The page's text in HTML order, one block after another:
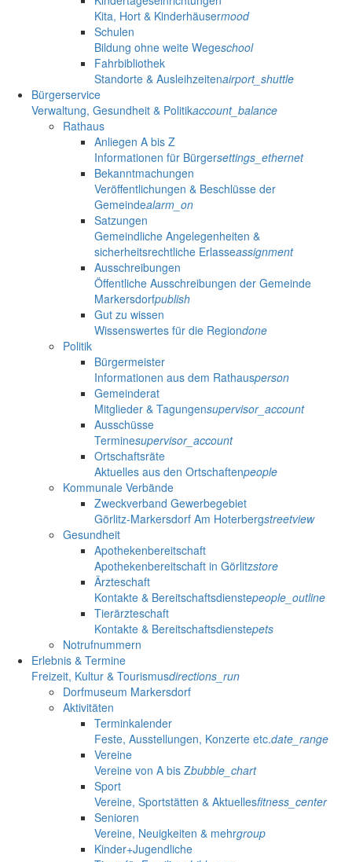
Kita, Hort & Kinderhäusermood
Schulen
Bildung ohne weite Wegeschool
Fahrbibliothek
Standorte & Ausleihzeitenairport_shuttle
Bürgerservice
Verwaltung, Gesundheit & Politikaccount_balance
Rathaus
Anliegen A bis Z
Informationen für Bürgersettings_ethernet
Bekanntmachungen
Veröffentlichungen & Beschlüsse der
Gemeindealarm_on
Satzungen
Gemeindliche Angelegenheiten &
sicherheitsrechtliche Erlasseassignment
Ausschreibungen
Öffentliche Ausschreibungen der Gemeinde
Markersdorfpublish
Gut zu wissen
Wissenswertes für die Regiondone
Politik
Bürgermeister
Informationen aus dem Rathausperson
Gemeinderat
Mitglieder & Tagungensupervisor_account
Ausschüsse
Terminesupervisor_account
Ortschaftsräte
Aktuelles aus den Ortschaftenpeople
Kommunale Verbände
Zweckverband Gewerbegebiet
Görlitz-Markersdorf Am Hoterbergstreetview
Gesundheit
Apothekenbereitschaft
Apothekenbereitschaft in Görlitzstore
Ärzteschaft
Kontakte & Bereitschaftsdienstepeople_outline
Tierärzteschaft
Kontakte & Bereitschaftsdienstepets
Notrufnummern
Erlebnis & Termine
Freizeit, Kultur & Tourismusdirections_run
Dorfmuseum Markersdorf
Aktivitäten
Terminkalender
Feste, Ausstellungen, Konzerte etc.date_range
Vereine
Vereine von A bis Zbubble_chart
Sport
Vereine, Sportstätten & Aktuellesfitness_center
Senioren
Vereine, Neuigkeiten & mehrgroup
Kinder+Jugendliche